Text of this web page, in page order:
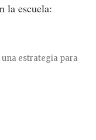
la escuela:
una estrategia para